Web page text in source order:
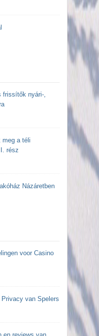
frissítők nyári-,
meg a téli
rész
Názáretben
voor Casino
van Spelers
en reviews van